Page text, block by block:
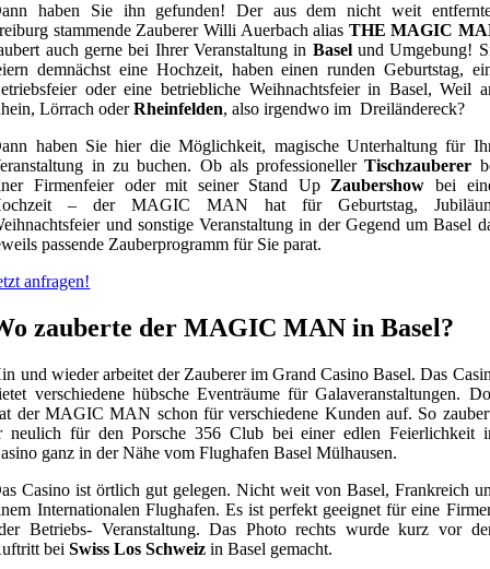
haben Sie ihn gefunden! Der aus dem nicht weit
stammende Zauberer Willi Auerbach alias THE MAGIC
auch gerne bei Ihrer Veranstaltung in Baselund Umgebung!
demnächst eine Hochzeit, haben einen runden Geburtstag,
oder eine betriebliche Weihnachtsfeier in Basel, Weil
Lörrach oderRheinfelden, also irgendwo im Dreiländereck?
haben Sie hier die Möglichkeit, magische Unterhaltung für
in zu buchen. Ob als professionellerTischzauberer
Firmenfeier oder mit seiner Stand Up Zaubershow bei
– der MAGIC MAN hat für Geburtstag,
und sonstige Veranstaltung in der Gegend um Basel
passende Zauberprogramm für Sie parat.
anfragen!
zauberte der MAGIC MAN in Basel?
und wieder arbeitet der Zauberer im Grand Casino Basel. Das
verschiedene hübsche Eventräume für Galaveranstaltungen.
der MAGIC MAN schon für verschiedene Kunden auf. So
neulich für den Porsche 356 Club bei einer edlen Feierlichkeit
ganz in der Nähe vom Flughafen Basel Mülhausen.
Casino ist örtlich gut gelegen. Nicht weit von Basel, Frankreich
Internationalen Flughafen. Es ist perfekt geeignet für eine
Betriebs- Veranstaltung. Das Photo rechts wurde kurz vor
beiSwiss Los Schweiz in Basel gemacht.